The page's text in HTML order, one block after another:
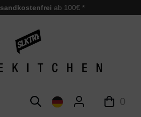
ab 100€ *
0